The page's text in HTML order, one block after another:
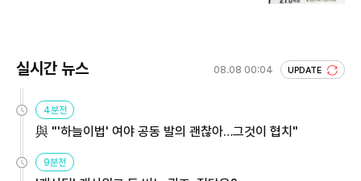
실시간 뉴스 08.08 00:04 UPDATE
4분전
與 "'하늘이법' 여야 공동 발의 괜찮아…그것이 협치"
9분전